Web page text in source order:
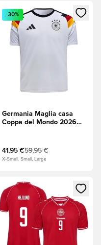
o registrarsi come
Apre una finestra modale
-30%
Germania Maglia casa
Coppa del Mondo 2026
41,95 €59,95 €
X-Small, Small, Large
o registrarsi come
Apre una finestra modale